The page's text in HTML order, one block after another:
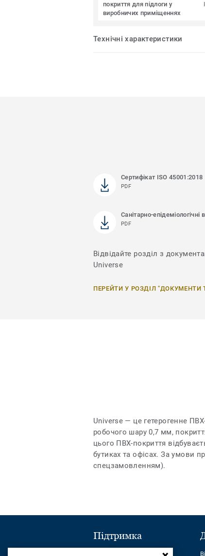
покриття для підлоги у
виробничих приміщеннях
Технічні характеристики
Сертифікат ISO 45001:2018
PDF
Санітарно-епідеміологічні
PDF
Відвідайте розділ з
Universe
ПЕРЕЙТИ У РОЗДІЛ "ДОКУМЕНТИ
Universe — це гетерогенне
робочого шару 0,7 мм,
цього ПВХ-покриття
бутиках та офісах. За умови
спецзамовленням).
Підтримка
Надіслати повідомлення